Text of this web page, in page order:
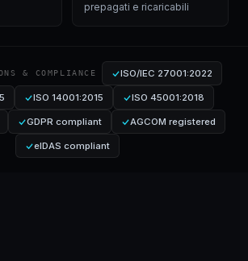
prepagati e ricaricabili
& COMPLIANCE ISO/IEC 27001:2022
ISO 14001:2015 ISO 45001:2018
GDPR compliant AGCOM registered
eIDAS compliant